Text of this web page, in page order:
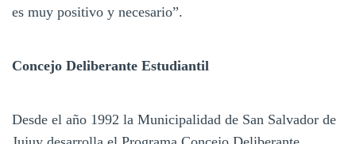
es muy positivo y necesario”.
Concejo Deliberante Estudiantil
Desde el año 1992 la Municipalidad de San Salvador de